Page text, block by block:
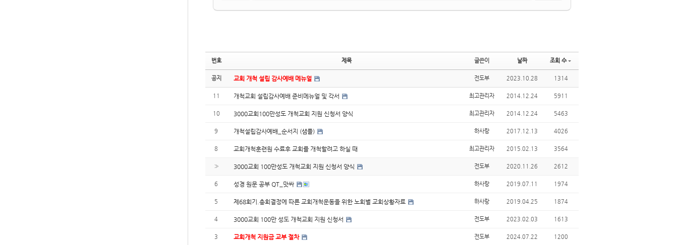
번호 제목 글쓴이 날짜 조회 수
공지 교회 개척 설립 감사예배 메뉴얼 전도부 2023.10.28 1314
11 개척교회 설립감사예배 준비메뉴얼 및 각서 최고관리자 2014.12.24 5911
10 3000교회100만성도 개척교회 지원 신청서 양식 최고관리자 2014.12.24 5463
9 개척설립감사예배_순서지 (샘플) 하사랑 2017.12.13 4026
8 교회개척훈련원 수료후 교회를 개척할려고 하실 때 최고관리자 2015.02.13 3564
» 3000교회 100만성도 개척교회 지원 신청서 양식 전도부 2020.11.26 2612
6 성경 원문 공부 QT_맛싸 하사랑 2019.07.11 1974
5 제68회기.총회결정에 따른 교회개척운동을 위한 노회별 교회상황자료 하사랑 2019.04.25 1874
4 3000교회 100만 성도 개척교회 지원 신청서 전도부 2023.02.03 1613
3 교회개척 지원금 교부 절차 전도부 2024.07.22 1200